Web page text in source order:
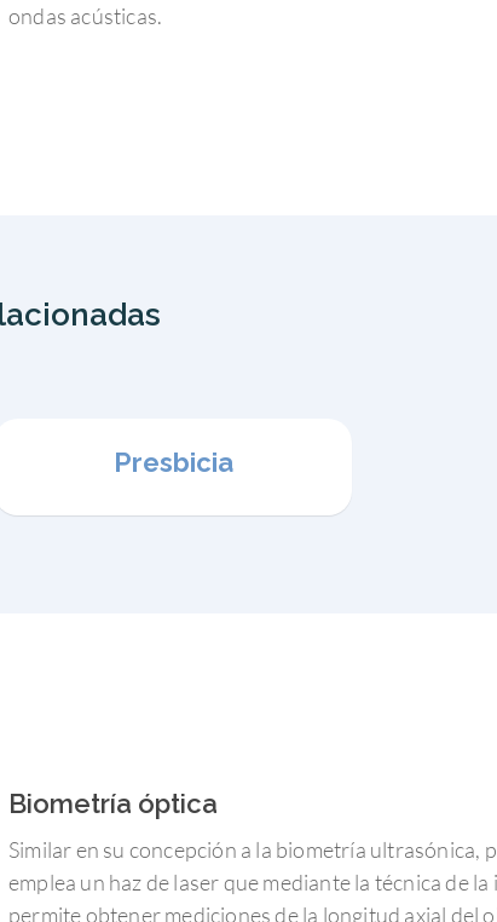
ondas acústicas.
Presbicia
Biometría óptica
Similar en su concepción a la biometría ultrasónica,
emplea un haz de laser que mediante la técnica de
permite obtener mediciones de la longitud axial del